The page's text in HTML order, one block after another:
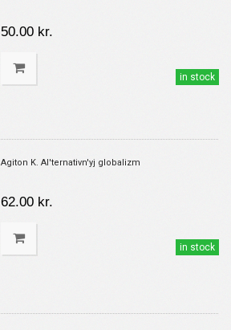
50.00 kr.
in stock
Agiton K. Al'ternativn'yj globalizm
62.00 kr.
in stock